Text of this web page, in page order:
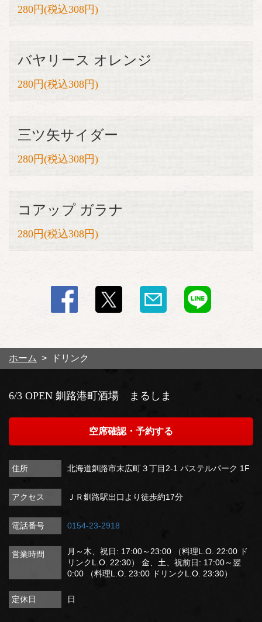
280円(税込308円)
バヤリース オレンジ
280円(税込308円)
三ツ矢サイダー
280円(税込308円)
コアップ ガラナ
280円(税込308円)
ホーム ドリンク
6/3 OPEN 釧路港町酒場 まるしま
空席確認・予約する
住所 北海道釧路市末広町３丁目2-1 パステルパーク 1F
アクセス ＪＲ釧路駅出口より徒歩約17分
電話番号 0154-23-2918
営業時間
月～木、祝日: 17:00～23:00 （料理L.O. 22:00 ド
リンクL.O. 22:30） 金、土、祝前日: 17:00～翌
0:00 （料理L.O. 23:00 ドリンクL.O. 23:30）
定休日 日